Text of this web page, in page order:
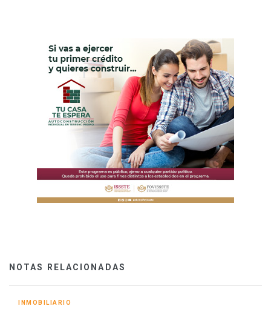
NOTAS RELACIONADAS
INMOBILIARIO